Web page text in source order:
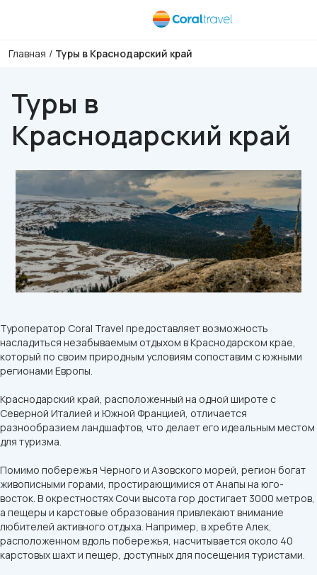
Главная / Туры в Краснодарский край
Туры в
Краснодарский край
Туроператор Coral Travel предоставляет возможность
насладиться незабываемым отдыхом в Краснодарском крае,
который по своим природным условиям сопоставим с южными
регионами Европы.
Краснодарский край, расположенный на одной широте с
Северной Италией и Южной Францией, отличается
разнообразием ландшафтов, что делает его идеальным местом
для туризма.
Помимо побережья Черного и Азовского морей, регион богат
живописными горами, простирающимися от Анапы на юго-
восток. В окрестностях Сочи высота гор достигает 3000 метров,
а пещеры и карстовые образования привлекают внимание
любителей активного отдыха. Например, в хребте Алек,
расположенном вдоль побережья, насчитывается около 40
карстовых шахт и пещер, доступных для посещения туристами.